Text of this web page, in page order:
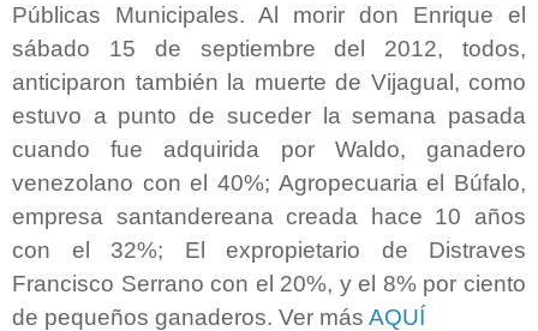
Públicas Municipales. Al morir don Enrique el
sábado 15 de septiembre del 2012, todos,
anticiparon también la muerte de Vijagual, como
estuvo a punto de suceder la semana pasada
cuando fue adquirida por Waldo, ganadero
venezolano con el 40%; Agropecuaria el Búfalo,
empresa santandereana creada hace 10 años
con el 32%; El expropietario de Distraves
Francisco Serrano con el 20%, y el 8% por ciento
de pequeños ganaderos. Ver más AQUÍ